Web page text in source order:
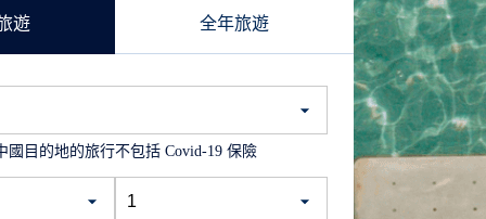
遊 全年旅遊
國目的地的旅行不包括 Covid-19 保險